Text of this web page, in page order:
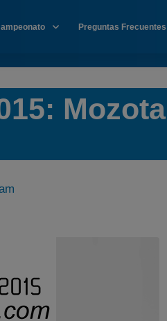
Preguntas Frecuentes
Mozota